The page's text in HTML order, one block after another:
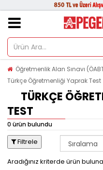
Öğretmenlik Alan Sınavı
Türkçe Öğretmenliği Yaprak Test
TÜRKÇE
TEST
0 ürün bulundu
Filtrele
Aradığınız kriterde ürün